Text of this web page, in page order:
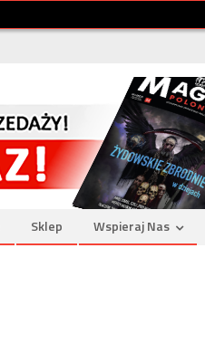
Sklep Wspieraj Nas